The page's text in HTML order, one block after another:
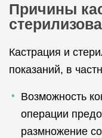
Причины
Кастрация и
показаний, в
Возможность
операции
размножение